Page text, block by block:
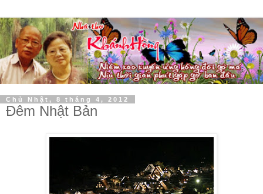
Chủ Nhật, 8 tháng 4, 2012
Đêm Nhật Bản